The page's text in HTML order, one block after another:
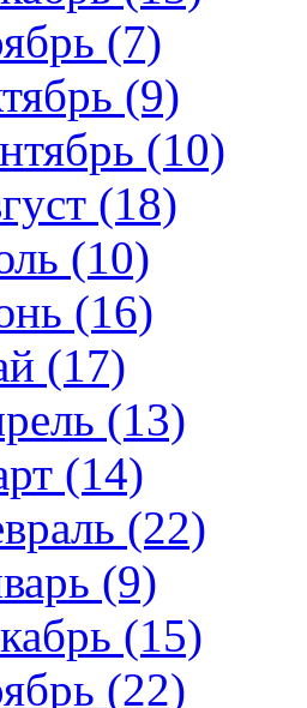
(7)
(9)
(10)
(18)
(10)
(16)
(17)
(13)
(14)
(22)
(9)
(15)
(22)